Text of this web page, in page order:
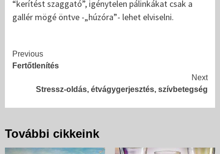
“kerítést szaggató”, igénytelen pálinkákat csak a
gallér mögé öntve -„húzóra”- lehet elviselni.
Continue
Reading
Previous
Fertőtlenítés
Next
Stressz-oldás, étvágygerjesztés, szívbetegség
További cikkeink